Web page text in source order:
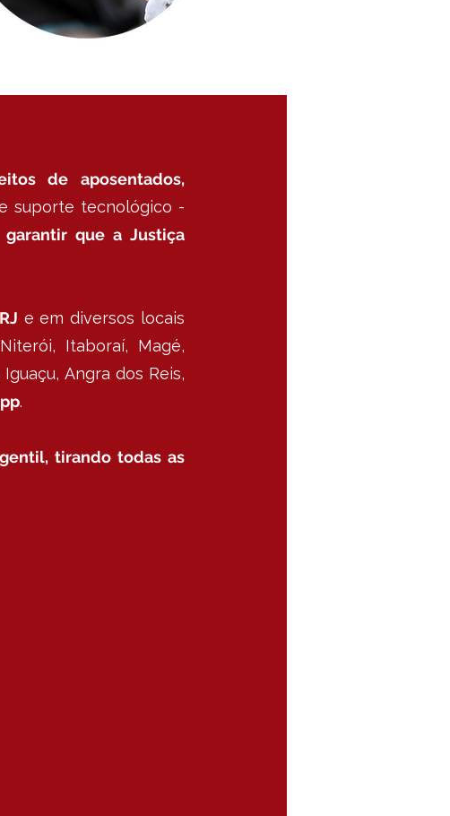
de aposentados,
suporte tecnológico -
garantir que a Justiça
e em diversos locais
i, Itaboraí, Magé,
Angra dos Reis,
.
tirando todas as